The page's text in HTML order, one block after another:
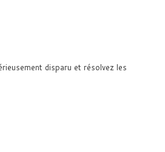
disparu et résolvez les